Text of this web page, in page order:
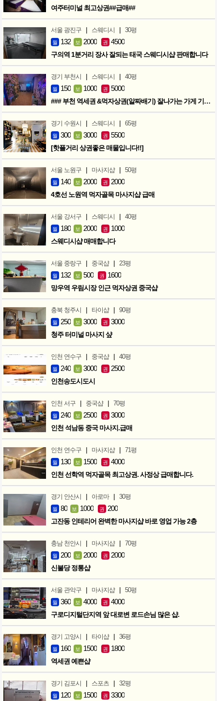
여주터미널 최고상권##급매##
서울 광진구 | 스웨디시 | 30평
월 132 보 2000 권 4500
구의역 1분거리 장사 잘되는 태국 스웨디시샵 판매합니다
경기 부천시 | 스웨디시 | 40평
월 150 보 1000 권 5000
### 부천 역세권 &먹자상권(알짜배기) 잘나가는 가게 기회입니다 ###
경기 수원시 | 스웨디시 | 65평
월 300 보 3000 권 5500
[핫플거리 상권좋은 매물입니다!!]
서울 노원구 | 마사지샵 | 50평
월 140 보 2000 권 2000
4호선 노원역 먹자골목 마사지샵 급매
서울 강서구 | 스웨디시 | 40평
월 180 보 2000 권 1000
스웨디시샵 매매합니다
서울 중랑구 | 중국샵 | 23평
월 132 보 500 권 1600
망우역 우림시장 인근 먹자상권 중국샵
충북 청주시 | 타이샵 | 90평
월 250 보 3000 권 3000
청주 터미널 마사지 샾
인천 연수구 | 중국샵 | 40평
월 240 보 3000 권 2500
인천송도시도시
인천 서구 | 중국샵 | 70평
월 240 보 2500 권 3000
인천 석남동 중국 마사지.급매
인천 연수구 | 마사지샵 | 71평
월 130 보 1500 권 4000
인천 선학역 먹자골목 최고상권. 사정상 급매합니다.
경기 안산시 | 아로마 | 30평
월 80 보 1000 권 200
고잔동 인테리어 완벽한 마사지샵 바로 영업 가능 2층
충남 천안시 | 마사지샵 | 70평
월 200 보 2000 권 2000
신불당 정통샵
서울 관악구 | 마사지샵 | 50평
월 360 보 4000 권 4000
구로디지털단지역 앞 대로변 로드손님 많은 샵.
경기 고양시 | 타이샵 | 36평
월 160 보 1500 권 1800
역세권 예쁜샵
경기 김포시 | 스포츠 | 32평
월 120 보 1500 권 3300